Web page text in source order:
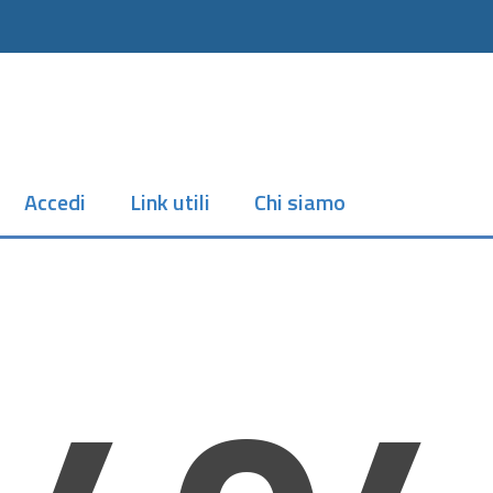
Accedi Link utili Chi siamo